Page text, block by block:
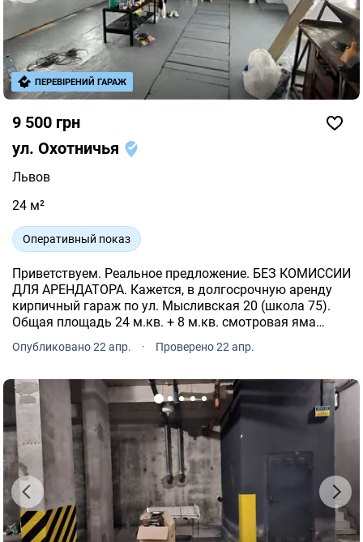
9 500 грн
ул. Охотничья
Львов
24 м²
Оперативный показ
Приветствуем. Реальное предложение. БЕЗ КОМИССИИ
ДЛЯ АРЕНДАТОРА. Кажется, в долгосрочную аренду
кирпичный гараж по ул. Мысливская 20 (школа 75).
Общая площадь 24 м.кв. + 8 м.кв. смотровая яма
(сухая). Длина 6 м, ширина 5 м, высота ворот 2.00 м.,
реальная площадь 30 м.кв.
Опубликовано 22 апр. · Проверено 22 апр.
ПЕРЕВІРЕНИЙ ГАРАЖ